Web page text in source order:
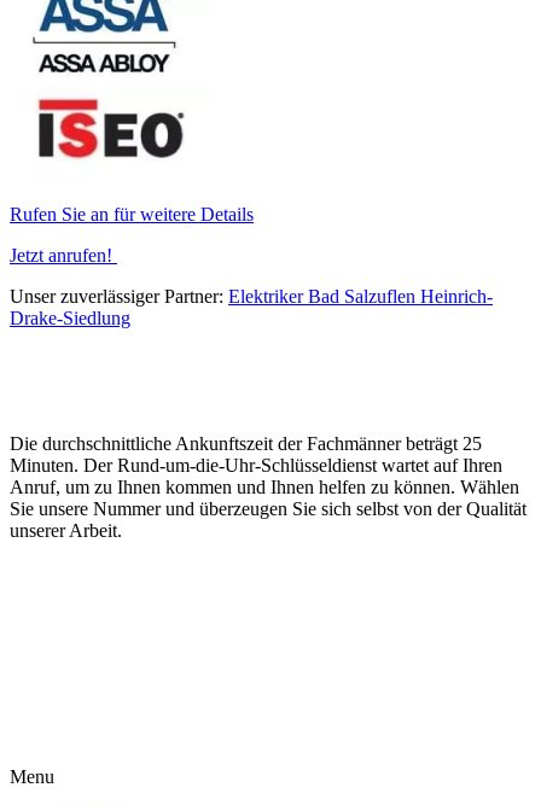
Rufen Sie an für weitere Details
Jetzt anrufen!
Unser zuverlässiger Partner: Elektriker Bad Salzuflen Heinrich-
Drake-Siedlung
Die durchschnittliche Ankunftszeit der Fachmänner beträgt 25
Minuten. Der Rund-um-die-Uhr-Schlüsseldienst wartet auf Ihren
Anruf, um zu Ihnen kommen und Ihnen helfen zu können. Wählen
Sie unsere Nummer und überzeugen Sie sich selbst von der Qualität
unserer Arbeit.
Menu